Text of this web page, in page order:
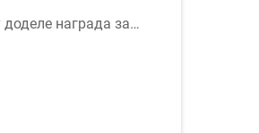
награда за